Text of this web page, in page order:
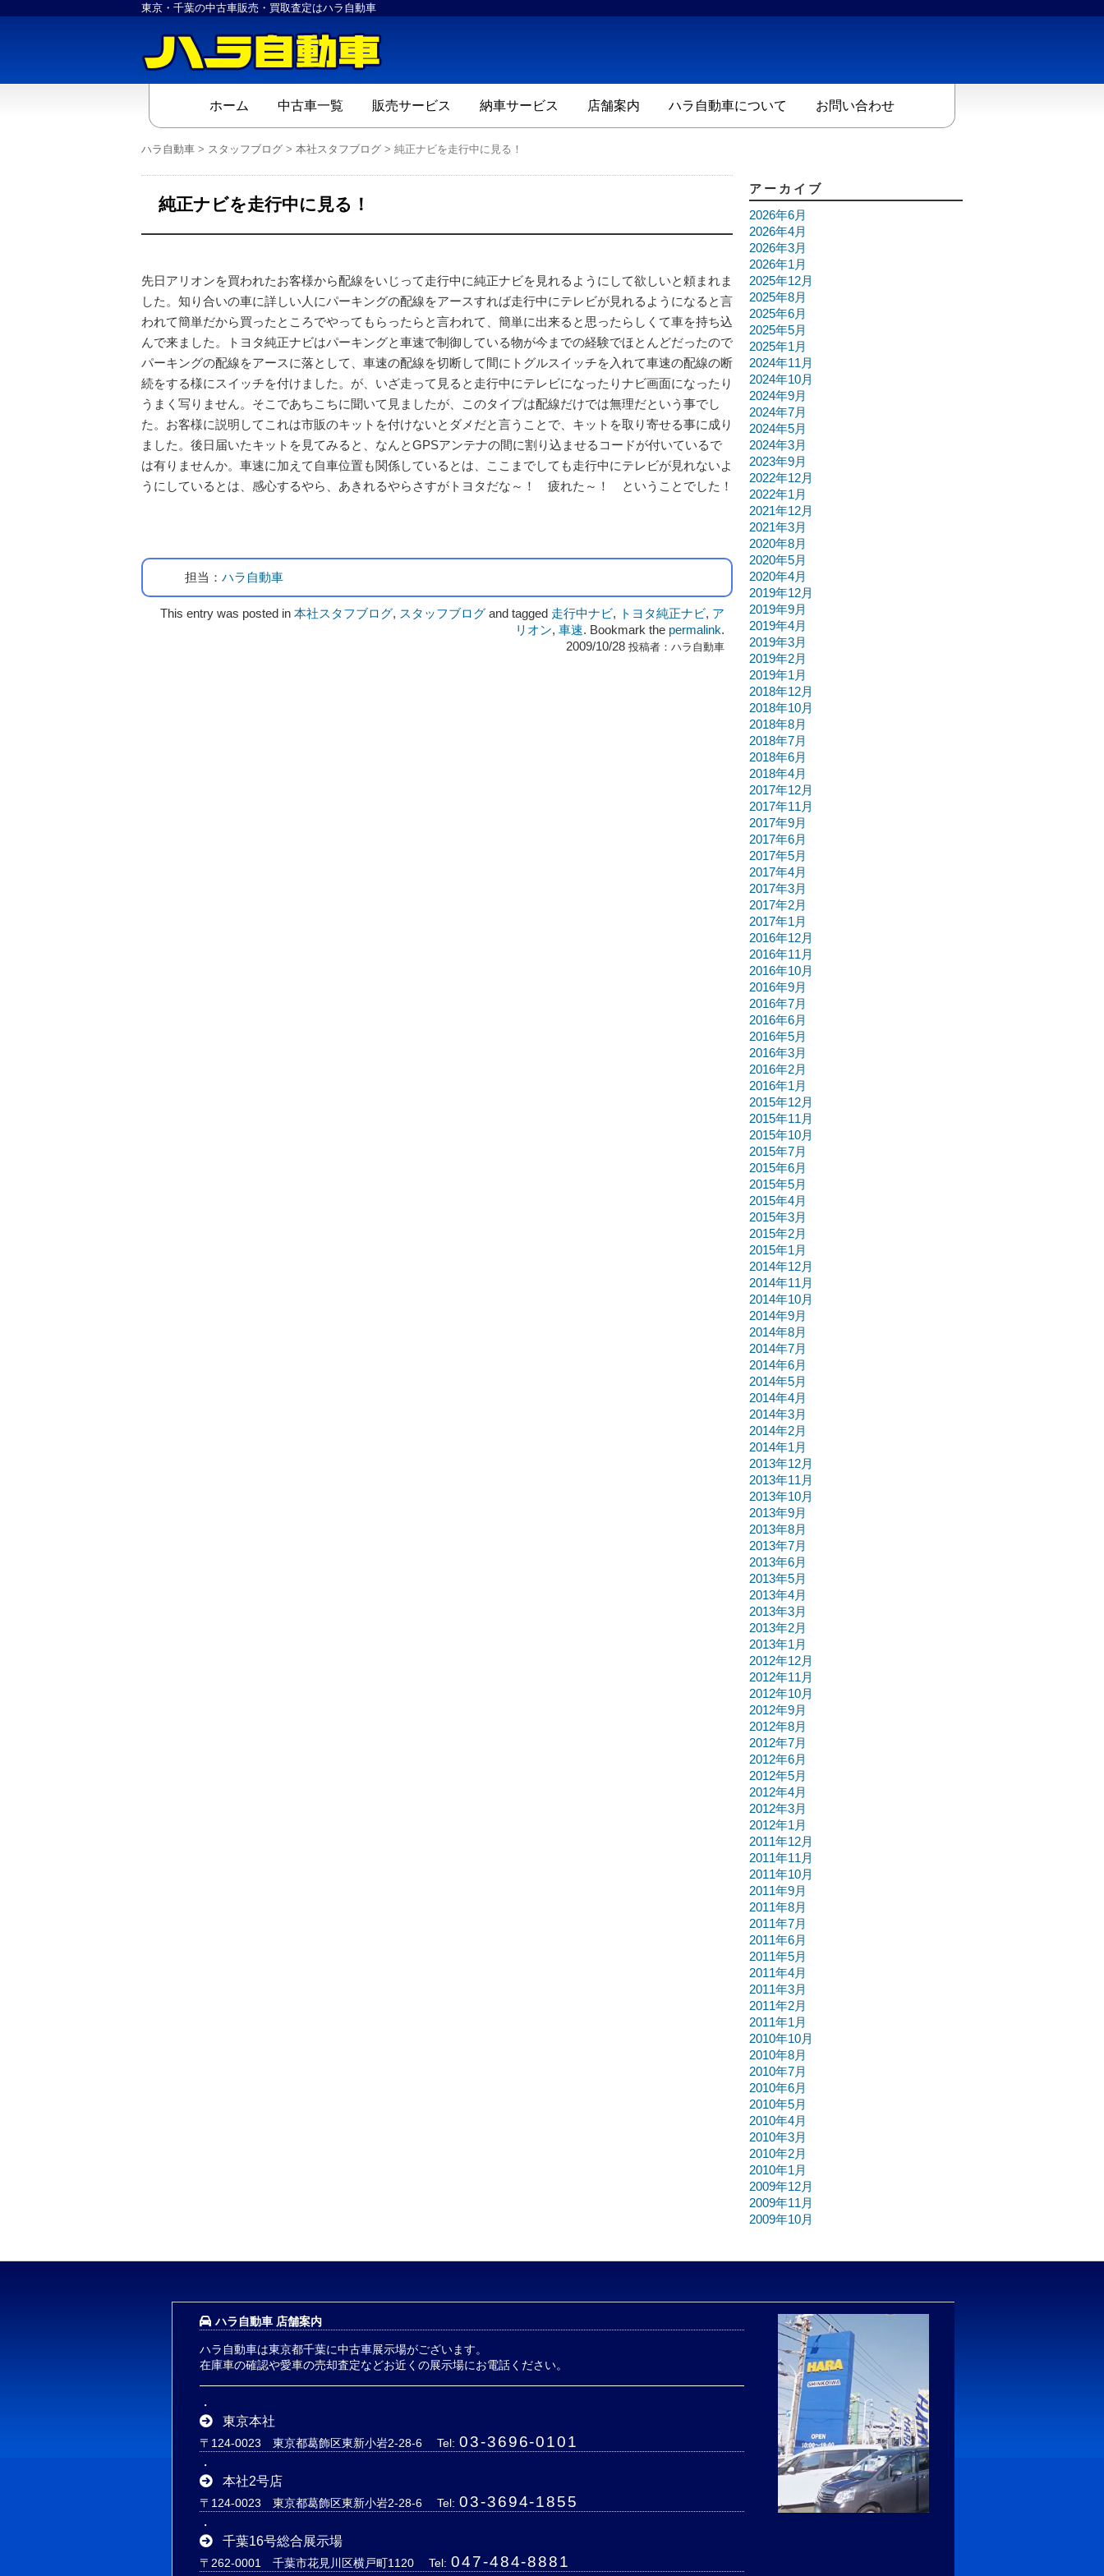
東京・千葉の中古車販売・買取査定はハラ自動車
ホーム 中古車一覧 販売サービス 納車サービス 店舗案内 ハラ自動車について お問い合わせ
ハラ自動車 > スタッフブログ > 本社スタフブログ > 純正ナビを走行中に見る！
純正ナビを走行中に見る！
先日アリオンを買われたお客様から配線をいじって走行中に純正ナビを見れるようにして欲しいと頼まれま
した。知り合いの車に詳しい人にパーキングの配線をアースすれば走行中にテレビが見れるようになると言
われて簡単だから買ったところでやってもらったらと言われて、簡単に出来ると思ったらしくて車を持ち込
んで来ました。トヨタ純正ナビはパーキングと車速で制御している物が今までの経験でほとんどだったので
パーキングの配線をアースに落として、車速の配線を切断して間にトグルスイッチを入れて車速の配線の断
続をする様にスイッチを付けました。が、いざ走って見ると走行中にテレビになったりナビ画面になったり
うまく写りません。そこであちこちに聞いて見ましたが、このタイプは配線だけでは無理だという事でし
た。お客様に説明してこれは市販のキットを付けないとダメだと言うことで、キットを取り寄せる事に成り
ました。後日届いたキットを見てみると、なんとGPSアンテナの間に割り込ませるコードが付いているで
は有りませんか。車速に加えて自車位置も関係しているとは、ここまでしても走行中にテレビが見れないよ
うにしているとは、感心するやら、あきれるやらさすがトヨタだな～！ 疲れた～！ ということでした！
担当： ハラ自動車
This entry was posted in 本社スタフブログ, スタッフブログ and tagged 走行中ナビ, トヨタ純正ナビ, ア
リオン, 車速. Bookmark the permalink.
2009/10/28 投稿者： ハラ自動車
アーカイブ
2026年6月
2026年4月
2026年3月
2026年1月
2025年12月
2025年8月
2025年6月
2025年5月
2025年1月
2024年11月
2024年10月
2024年9月
2024年7月
2024年5月
2024年3月
2023年9月
2022年12月
2022年1月
2021年12月
2021年3月
2020年8月
2020年5月
2020年4月
2019年12月
2019年9月
2019年4月
2019年3月
2019年2月
2019年1月
2018年12月
2018年10月
2018年8月
2018年7月
2018年6月
2018年4月
2017年12月
2017年11月
2017年9月
2017年6月
2017年5月
2017年4月
2017年3月
2017年2月
2017年1月
2016年12月
2016年11月
2016年10月
2016年9月
2016年7月
2016年6月
2016年5月
2016年3月
2016年2月
2016年1月
2015年12月
2015年11月
2015年10月
2015年7月
2015年6月
2015年5月
2015年4月
2015年3月
2015年2月
2015年1月
2014年12月
2014年11月
2014年10月
2014年9月
2014年8月
2014年7月
2014年6月
2014年5月
2014年4月
2014年3月
2014年2月
2014年1月
2013年12月
2013年11月
2013年10月
2013年9月
2013年8月
2013年7月
2013年6月
2013年5月
2013年4月
2013年3月
2013年2月
2013年1月
2012年12月
2012年11月
2012年10月
2012年9月
2012年8月
2012年7月
2012年6月
2012年5月
2012年4月
2012年3月
2012年1月
2011年12月
2011年11月
2011年10月
2011年9月
2011年8月
2011年7月
2011年6月
2011年5月
2011年4月
2011年3月
2011年2月
2011年1月
2010年10月
2010年8月
2010年7月
2010年6月
2010年5月
2010年4月
2010年3月
2010年2月
2010年1月
2009年12月
2009年11月
2009年10月
ハラ自動車 店舗案内
ハラ自動車は東京都千葉に中古車展示場がございます。
在庫車の確認や愛車の売却査定などお近くの展示場にお電話ください。
東京本社
〒124-0023 東京都葛飾区東新小岩2-28-6 Tel: 03-3696-0101
本社2号店
〒124-0023 東京都葛飾区東新小岩2-28-6 Tel: 03-3694-1855
千葉16号総合展示場
〒262-0001 千葉市花見川区横戸町1120 Tel: 047-484-8881